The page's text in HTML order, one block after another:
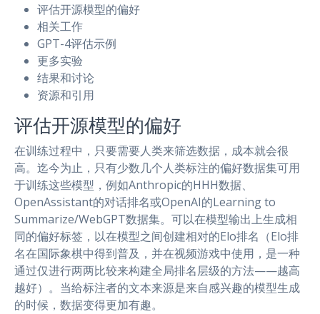
评估开源模型的偏好
相关工作
GPT-4评估示例
更多实验
结果和讨论
资源和引用
评估开源模型的偏好
在训练过程中，只要需要人类来筛选数据，成本就会很
高。迄今为止，只有少数几个人类标注的偏好数据集可用
于训练这些模型，例如Anthropic的HHH数据、
OpenAssistant的对话排名或OpenAI的Learning to
Summarize/WebGPT数据集。可以在模型输出上生成相
同的偏好标签，以在模型之间创建相对的Elo排名（Elo排
名在国际象棋中得到普及，并在视频游戏中使用，是一种
通过仅进行两两比较来构建全局排名层级的方法——越高
越好）。当给标注者的文本来源是来自感兴趣的模型生成
的时候，数据变得更加有趣。